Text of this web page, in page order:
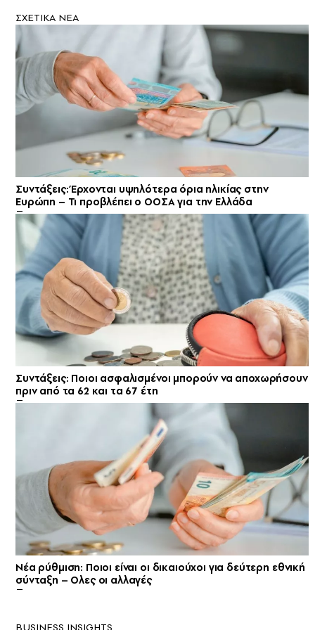
ΣXETIKA NEA
Συντάξεις: Έρχονται υψηλότερα όρια ηλικίας στην
Ευρώπη – Τι προβλέπει ο ΟΟΣΑ για την Ελλάδα
Συντάξεις: Ποιοι ασφαλισμένοι μπορούν να αποχωρήσουν
πριν από τα 62 και τα 67 έτη
Νέα ρύθμιση: Ποιοι είναι οι δικαιούχοι για δεύτερη εθνική
σύνταξη – Ολες οι αλλαγές